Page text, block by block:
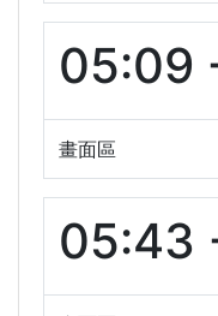
05:09
畫面區
05:43